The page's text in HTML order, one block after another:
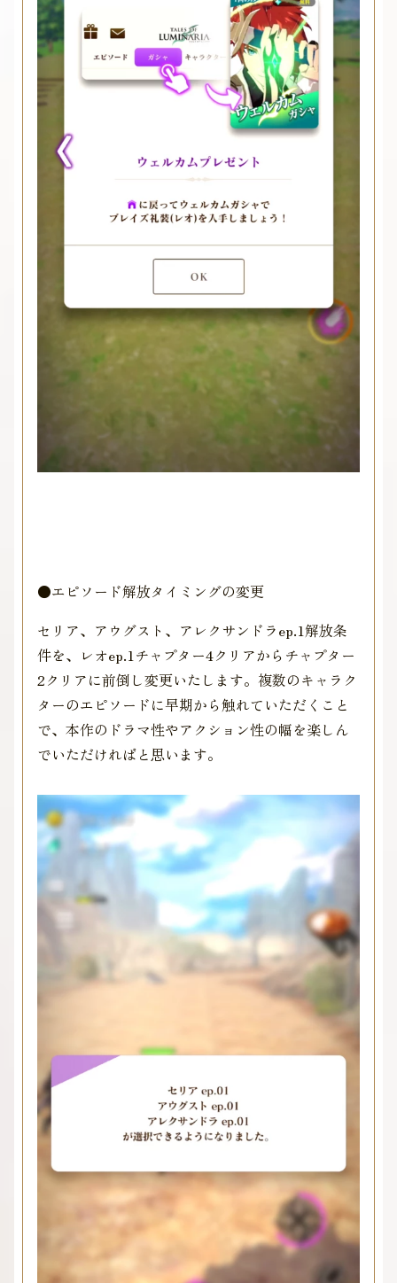
●エピソード解放タイミングの変更
セリア、アウグスト、アレクサンドラep.1解放条
件を、レオep.1チャプター4クリアからチャプター
2クリアに前倒し変更いたします。複数のキャラク
ターのエピソードに早期から触れていただくこと
で、本作のドラマ性やアクション性の幅を楽しん
でいただければと思います。